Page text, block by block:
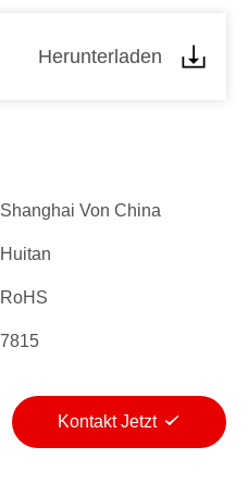
Herunterladen
Shanghai Von China
Huitan
RoHS
7815
Kontakt Jetzt